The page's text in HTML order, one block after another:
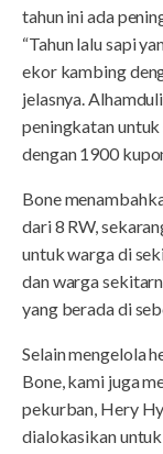
tahun ini ada
“Tahun lalu sapi
ekor kambing
jelasnya.
peningkatan
dengan 1900
Bone
dari 8 RW,
untuk warga di
dan warga
yang berada di
Selain mengelola
Bone, kami juga
pekurban, Hery
dialokasikan